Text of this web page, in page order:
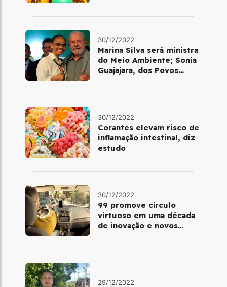
30/12/2022
Marina Silva será ministra
do Meio Ambiente; Sonia
Guajajara, dos Povos
30/12/2022
Corantes elevam risco de
inflamação intestinal, diz
estudo
30/12/2022
99 promove círculo
virtuoso em uma década
de inovação e novos
29/12/2022